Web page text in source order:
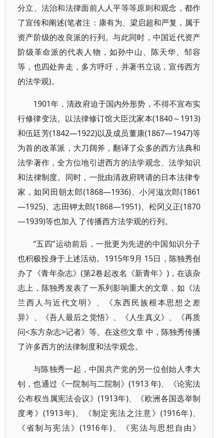
分立、法治和法律面前人人平等等原则和观念，都作
了宣传和阐述(笔者注：康有为、梁启超和严复，属于
资产阶级的改良派的行列。与此同时，中国近代资产
阶级革命派的代表人物，如孙中山、陈天华、邹容
等，也四处奔走，多方呼吁，并著书立说，宣传西方
的法学观)。
1901年，清政府迫于国内外形势，不得不宣布实
行修律变法。以法律修订馆大臣沈家本(1840～1913)
和伍廷芳(1842—1922)以及成员董康(1867—1947)等
为首的改革派，大刀阔斧，翻译了众多的西方法典和
法学著作，全方位地引进西方的法学观念、法学知识
和法律制度。同时，一批由清政府聘请的日本法律专
家，如冈田朝太郎(1868—1936)、小河滋次郎(1861
—1925)、志田钾太郎(1868—1951)、松冈义正(1870
—1939)等也加入 了传播西方法学观的行列。
“五四”运动前后，一批更为先进的中国知识分子
也积极投身于上述活动。1915年9月 15日，陈独秀创
办了《青年杂志》(第2卷起改名《新青年》)，在该杂
志上，陈独秀发表了一系列影响重大的文章，如《法
兰西人与近代文明》、《东西民族根本思想之差
异》、《吾人最后之觉悟》、《人生真义》、《再质
问<东方杂志>记者》等。在这些文章 中，陈独秀传播
了许多西方的法律制度和法学观念。
与陈独秀一起，中国共产党的另一位创始人李大
钊，也通过《一院制与二院制》(1913 年)、《论宪法
公布权当属宪法会议》(1913年)、《欧洲各国选举制
度考》(1913年)、《制定宪法之注意》(1916年)、
《省制与宪法》(1916年)、《宪法与思想自由》